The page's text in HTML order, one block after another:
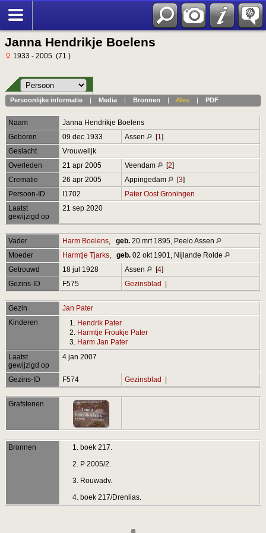
Janna Hendrikje Boelens
1933 - 2005 (71 )
Persoonlijke informatie| Media| Bronnen Alles PDF
Naam Janna Hendrikje Boelens
Geboren
09 dec 1933 Assen [1 ]
Geslacht
Vrouwelijk
Overleden
21 apr 2005 Veendam [2]
Crematie
26 apr 2005 Appingedam [3]
Persoon-ID
I1702
Pater Oost Groningen
Laatst
gewijzigd op
21 sep 2020
Vader Harm Boelens geb. 20 mrt 1895, Peelo Assen
Moeder
Harmtje Tjarks geb. 02 okt 1901, Nijlande Rolde
Getrouwd
18 jul 1928 Assen [4]
Gezins-ID
F575 Gezinsblad |
Gezin
Jan Pater
Kinderen
1. Hendrik Pater
2. Harmtje Froukje Pater
3. Harm Jan Pater
Laatst
gewijzigd op
4 jan 2007
Gezins-ID F574 Gezinsblad |
Grafstenen
Bronnen
boek 217.
P 2005/2.
Rouwadv.
boek 217/Drenlias.